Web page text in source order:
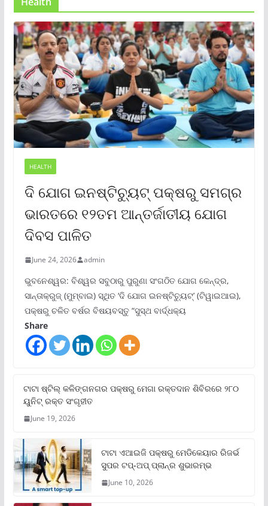
HEALTH
ଦି ଯୋଗ ଇନଷ୍ଟିଚ୍ୟୁଟ୍ ପକ୍ଷରୁ ସମଗ୍ର
ଭାରତରେ ୧୨ତମ ଆନ୍ତର୍ଜାତୀୟ ଯୋଗ
ଦିବସ ପାଳିତ
June 24, 2026 admin
ଭୁବନେଶ୍ୱର: ବିଶ୍ୱର ସବୁଠାରୁ ପୁରୁଣା ସଂଗଠିତ ଯୋଗ କେନ୍ଦ୍ର,
ସାନ୍ତାକ୍ରୁଜ୍ (ମୁମ୍ବାଇ) ସ୍ଥିତ ‘ଦି ଯୋଗ ଇନଷ୍ଟିଚ୍ୟୁଟ୍‌’ (ଟିୱାଇଆଇ),
ପକ୍ଷରୁ ଚଳିତ ବର୍ଷର ବିଷୟବସ୍ତୁ “ସୁସ୍ଥ ବାର୍ଦ୍ଧକ୍ୟ
Share
ଟାଟା ଷ୍ଟିଲ୍‌ କଳିଙ୍ଗନଗର ପକ୍ଷରୁ ମେଗା ରକ୍ତଦାନ ଶିବିରରେ ୨୮୦
ୟୁନିଟ୍‌ ରକ୍ତ ସଂଗୃହୀତ
June 19, 2026
ଟାଟା ଏଆଇଜି ପକ୍ଷରୁ ମେଡିକେୟାର ରିଜର୍ଭ
ସୁପର ଟପ୍‌-ଅପ୍ ପ୍ଲାନ୍‌ର ଶୁଭାରମ୍ଭ
June 10, 2026